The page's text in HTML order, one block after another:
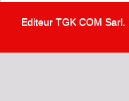
Editeur TGK COM